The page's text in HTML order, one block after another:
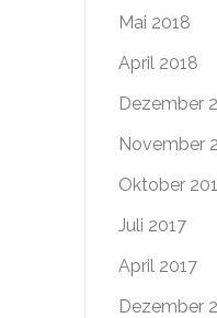
Mai 2018
April 2018
Dezember
November
Oktober
Juli 2017
April 2017
Dezember